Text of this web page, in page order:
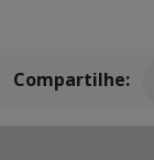
Compartilhe: